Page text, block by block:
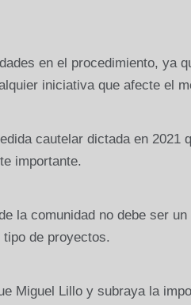
en el procedimiento, ya
iniciativa que afecte el
cautelar dictada en 2021
importante.
la comunidad no debe ser
de proyectos.
Miguel Lillo y subraya la